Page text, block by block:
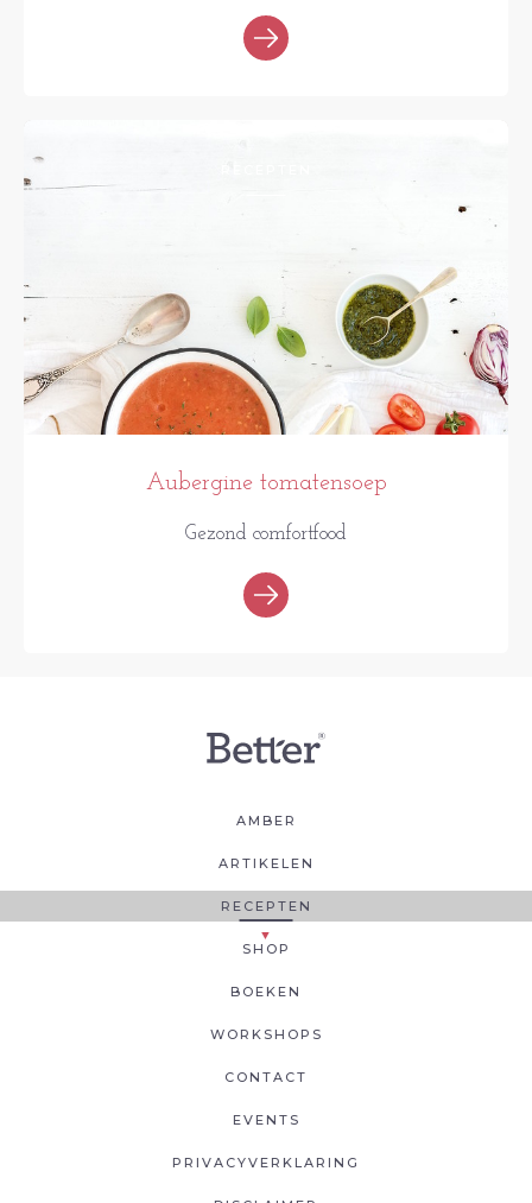
Aubergine tomatensoep
Gezond comfortfood
AMBER
ARTIKELEN
RECEPTEN
SHOP
BOEKEN
WORKSHOPS
CONTACT
EVENTS
PRIVACYVERKLARING